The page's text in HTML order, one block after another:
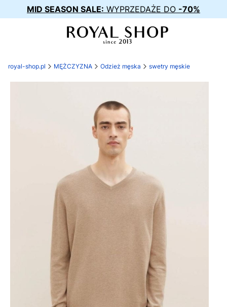
MID SEASON SALE: WYPRZEDAŻE DO -70%
royal-shop.pl MĘŻCZYZNA Odzież męska swetry męskie